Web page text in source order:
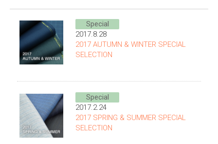
Special
2017.8.28
2017 AUTUMN & WINTER SPECIAL
SELECTION
Special
2017.2.24
2017 SPRING & SUMMER SPECIAL
SELECTION